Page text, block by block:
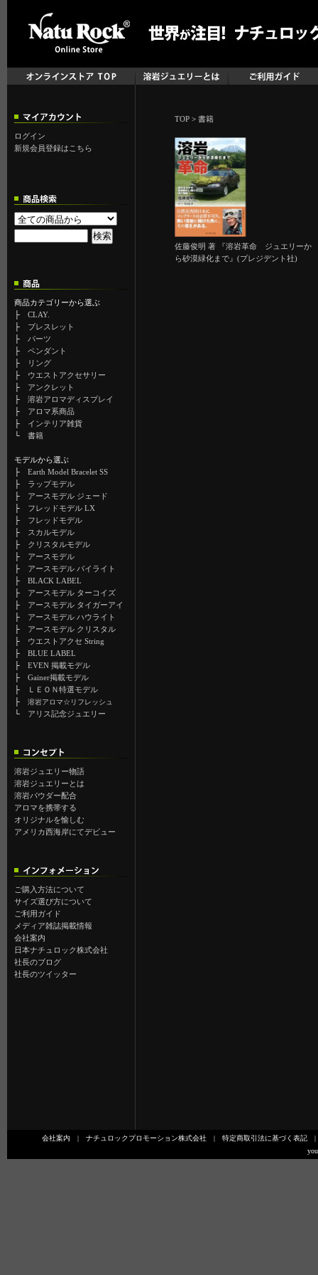
ログイン
新規会員登録はこちら
商品カテゴリーから選ぶ
├ CLAY.
├ ブレスレット
├ パーツ
├ ペンダント
├
リング
├ ウエストアクセサリー
├ アンクレット
├ 溶岩アロマディスプレイ
├ アロマ系商品
├ インテリア雑貨
└ 書籍
モデルから選ぶ
├ Earth Model Bracelet SS
├ ラップモデル
├ アースモデル ジェード
├ フレッドモデル LX
├ フレッドモデル
├ スカルモデル
├ クリスタルモデル
├ アースモデル
├ アースモデル パイライト
├ BLACK LABEL
├ アースモデル ターコイズ
├ アースモデル タイガーアイ
├ アースモデル ハウライト
├ アースモデル クリスタル
├ ウエストアクセ String
├ BLUE LABEL
├ EVEN 掲載モデル
├ Gainer掲載モデル
├
ＬＥＯＮ特選モデル
├ 溶岩アロマ☆リフレッシュ
└ アリス記念ジュエリー
溶岩ジュエリー物語
溶岩ジュエリーとは
溶岩パウダー配合
アロマを携帯する
オリジナルを愉しむ
アメリカ西海岸にてデビュー
ご購入方法について
サイズ選び方について
ご利用ガイド
メディア雑誌掲載情報
会社案内
日本ナチュロック株式会社
社長のブログ
社長のツイッター
TOP > 書籍
佐藤俊明 著 『溶岩革命 ジュエリーか
ら砂漠緑化まで』(プレジデント社)
会社案内 | ナチュロックプロモーション株式会社 | 特定商取引法に基づく表記